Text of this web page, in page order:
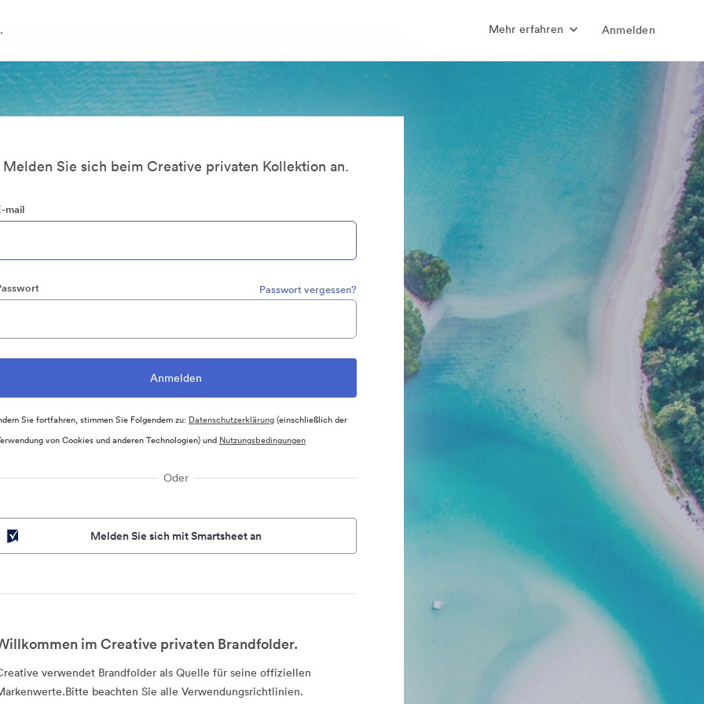
Mehr erfahren Anmelden
Melden Sie sich beim Creative privaten Kollektion an.
mail
Passwort vergessen?
Sie fortfahren, stimmen Sie Folgendem zu: Datenschutzerklärung(einschließlich der
von Cookies und anderen Technologien) und Nutzungsbedingungen
Oder
Melden Sie sich mit Smartsheet an
im Creative privaten Brandfolder.
verwendet Brandfolder als Quelle für seine offiziellen
beachten Sie alle Verwendungsrichtlinien.